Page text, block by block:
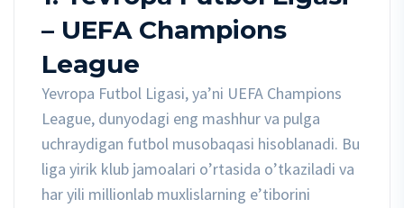
– UEFA Champions
League
Yevropa Futbol Ligasi, ya’ni UEFA Champions
League, dunyodagi eng mashhur va pulga
uchraydigan futbol musobaqasi hisoblanadi. Bu
liga yirik klub jamoalari o’rtasida o’tkaziladi va
har yili millionlab muxlislarning e’tiborini